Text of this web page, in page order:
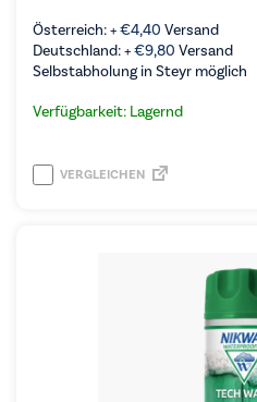
Österreich: +€4,40 Versand
Deutschland: +€9,80 Versand
Selbstabholung in Steyr möglich
Verfügbarkeit: Lagernd
VERGLEICHEN